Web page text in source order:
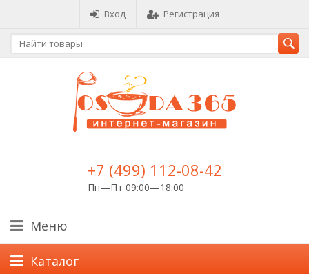
Вход Регистрация
+7 (499) 112-08-42
Пн—Пт 09:00—18:00
Меню
Каталог